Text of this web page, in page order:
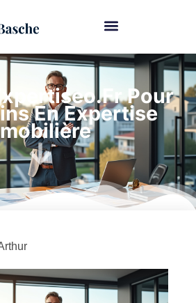
Pour
En Expertise